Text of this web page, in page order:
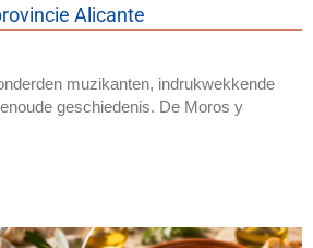
Alicante
muzikanten, indrukwekkende
geschiedenis. De Moros y